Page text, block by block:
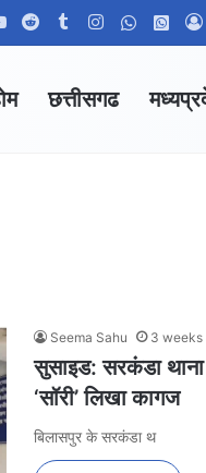
YouTubeRedditTumblrInstagram
छत्तीसगढ
Seema Sahu 3 weeks
सुसाइड: सरकंडा
‘सॉरी’ लिखा कागज
बिलासपुर के सरकंडा थ